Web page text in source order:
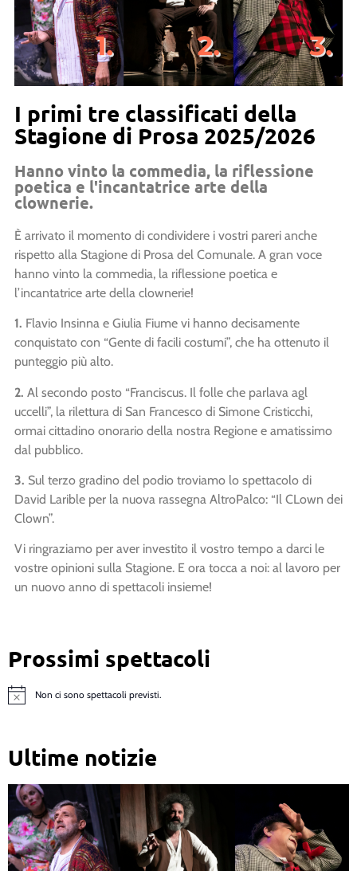
I primi tre classificati della
Stagione di Prosa 2025/2026
Hanno vinto la commedia, la riflessione
poetica e l'incantatrice arte della
clownerie.
È arrivato il momento di condividere i vostri pareri anche
rispetto alla Stagione di Prosa del Comunale. A gran voce
hanno vinto la commedia, la riflessione poetica e
l’incantatrice arte della clownerie!
1. Flavio Insinna e Giulia Fiume vi hanno decisamente
conquistato con “Gente di facili costumi”, che ha ottenuto il
punteggio più alto.
2. Al secondo posto “Franciscus. Il folle che parlava agl
uccelli”, la rilettura di San Francesco di Simone Cristicchi,
ormai cittadino onorario della nostra Regione e amatissimo
dal pubblico.
3. Sul terzo gradino del podio troviamo lo spettacolo di
David Larible per la nuova rassegna AltroPalco: “Il CLown dei
Clown”.
Vi ringraziamo per aver investito il vostro tempo a darci le
vostre opinioni sulla Stagione. E ora tocca a noi: al lavoro per
un nuovo anno di spettacoli insieme!
Prossimi spettacoli
Notice Non ci sono spettacoli previsti.
Ultime notizie